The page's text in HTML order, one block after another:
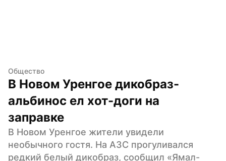
Общество
В Новом Уренгое дикобраз-
альбинос ел хот-доги на
заправке
В Новом Уренгое жители увидели
необычного гостя. На АЗС прогуливался
редкий белый дикобраз, сообщил «Ямал-